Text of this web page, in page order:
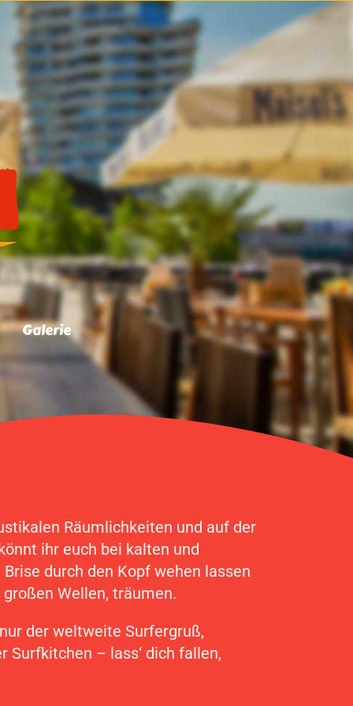
Galerie
Räumlichkeiten und auf der
ihr euch bei kalten und
durch den Kopf wehen lassen
Wellen, träumen.
der weltweite Surfergruß,
Surfkitchen – lass‘ dich fallen,